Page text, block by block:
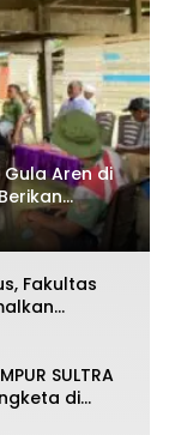
Aren di
Fakultas
SULTRA
di